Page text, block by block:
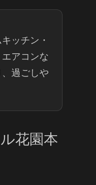
ッチン・
アコンな
過ごしや
花園本